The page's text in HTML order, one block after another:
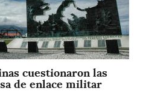
cuestionaron las
de enlace militar